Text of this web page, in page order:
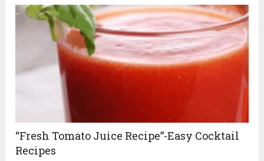
“Fresh Tomato Juice Recipe”-Easy Cocktail
Recipes